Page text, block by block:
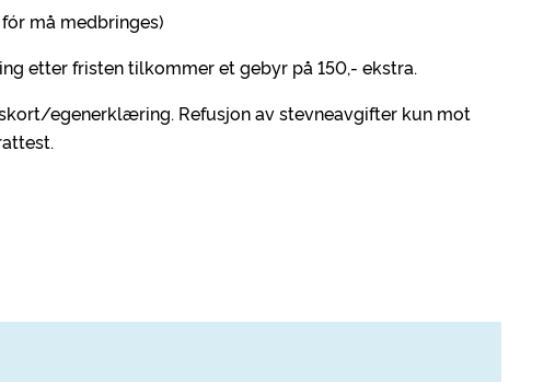
må medbringes)
etter fristen tilkommer et gebyr på 150,- ekstra.
egenerklæring. Refusjon av stevneavgifter kun mot